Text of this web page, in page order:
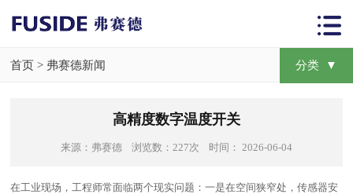
首页 > 弗赛德新闻 分类 ▼
高精度数字温度开关
来源：弗赛德 浏览数：227次 时间： 2026-06-04
在工业现场，工程师常面临两个现实问题：一是在空间狭窄处，传感器安